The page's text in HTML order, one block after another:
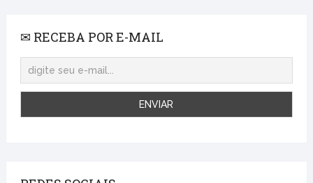
✉ RECEBA POR E-MAIL